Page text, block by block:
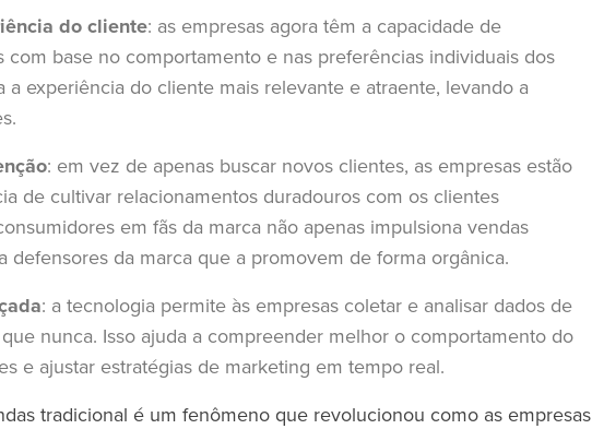
do cliente: as empresas agora têm a capacidade de
com base no comportamento e nas preferências individuais dos
a experiência do cliente mais relevante e atraente, levando a
: em vez de apenas buscar novos clientes, as empresas estão
de cultivar relacionamentos duradouros com os clientes
em fãs da marca não apenas impulsiona vendas
defensores da marca que a promovem de forma orgânica.
: a tecnologia permite às empresas coletar e analisar dados de
nunca. Isso ajuda a compreender melhor o comportamento do
e ajustar estratégias de marketing em tempo real.
tradicional é um fenômeno que revolucionou como as empresas